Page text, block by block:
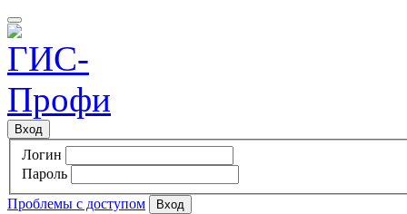
Вход
Логин
Пароль
Проблемы с доступом